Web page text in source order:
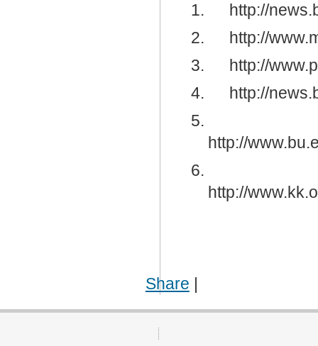
1.
http://
2.
http://
3.
http://
4.
http://
5.
http://
6.
http://
Share |